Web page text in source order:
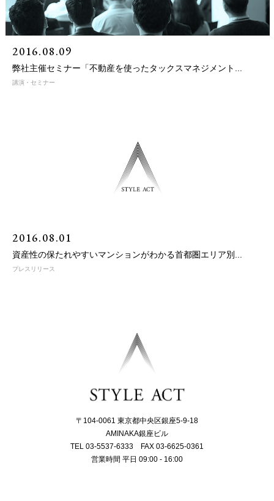
2016.08.09
弊社主催セミナー「不動産を使ったタックスマネジメント...
講演・セミナー
2016.08.01
資産性の保たれやすいマンションがわかる首都圏エリア別...
プレスリリース
〒104-0061 東京都中央区銀座5-9-18
AMINAKA銀座ビル
TEL 03-5537-6333 FAX 03-6625-0361
営業時間 平日 09:00 - 16:00